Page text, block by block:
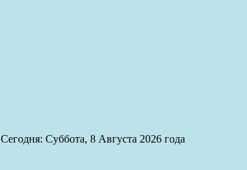
Сегодня: Суббота, 8 Августа 2026 года